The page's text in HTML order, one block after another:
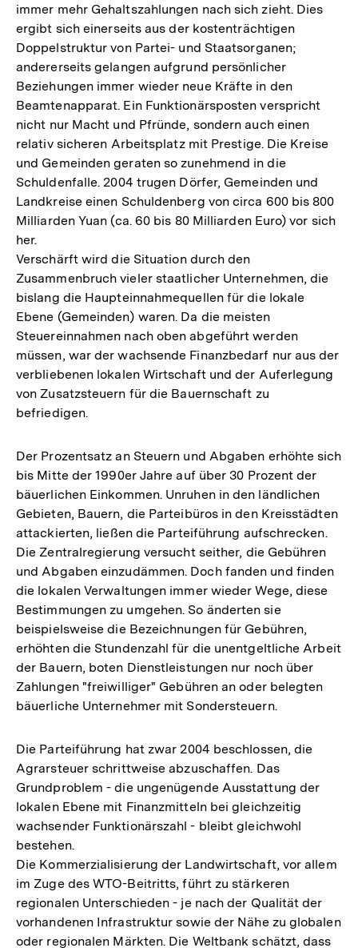
immer mehr Gehaltszahlungen nach sich zieht. Dies
ergibt sich einerseits aus der kostenträchtigen
Doppelstruktur von Partei- und Staatsorganen;
andererseits gelangen aufgrund persönlicher
Beziehungen immer wieder neue Kräfte in den
Beamtenapparat. Ein Funktionärsposten verspricht
nicht nur Macht und Pfründe, sondern auch einen
relativ sicheren Arbeitsplatz mit Prestige. Die Kreise
und Gemeinden geraten so zunehmend in die
Schuldenfalle. 2004 trugen Dörfer, Gemeinden und
Landkreise einen Schuldenberg von circa 600 bis 800
Milliarden Yuan (ca. 60 bis 80 Milliarden Euro) vor sich
her.
Verschärft wird die Situation durch den
Zusammenbruch vieler staatlicher Unternehmen, die
bislang die Haupteinnahmequellen für die lokale
Ebene (Gemeinden) waren. Da die meisten
Steuereinnahmen nach oben abgeführt werden
müssen, war der wachsende Finanzbedarf nur aus der
verbliebenen lokalen Wirtschaft und der Auferlegung
von Zusatzsteuern für die Bauernschaft zu
befriedigen.
Der Prozentsatz an Steuern und Abgaben erhöhte sich
bis Mitte der 1990er Jahre auf über 30 Prozent der
bäuerlichen Einkommen. Unruhen in den ländlichen
Gebieten, Bauern, die Parteibüros in den Kreisstädten
attackierten, ließen die Parteiführung aufschrecken.
Die Zentralregierung versucht seither, die Gebühren
und Abgaben einzudämmen. Doch fanden und finden
die lokalen Verwaltungen immer wieder Wege, diese
Bestimmungen zu umgehen. So änderten sie
beispielsweise die Bezeichnungen für Gebühren,
erhöhten die Stundenzahl für die unentgeltliche Arbeit
der Bauern, boten Dienstleistungen nur noch über
Zahlungen "freiwilliger" Gebühren an oder belegten
bäuerliche Unternehmer mit Sondersteuern.
Die Parteiführung hat zwar 2004 beschlossen, die
Agrarsteuer schrittweise abzuschaffen. Das
Grundproblem - die ungenügende Ausstattung der
lokalen Ebene mit Finanzmitteln bei gleichzeitig
wachsender Funktionärszahl - bleibt gleichwohl
bestehen.
Die Kommerzialisierung der Landwirtschaft, vor allem
im Zuge des WTO-Beitritts, führt zu stärkeren
regionalen Unterschieden - je nach der Qualität der
vorhandenen Infrastruktur sowie der Nähe zu globalen
oder regionalen Märkten. Die Weltbank schätzt, dass